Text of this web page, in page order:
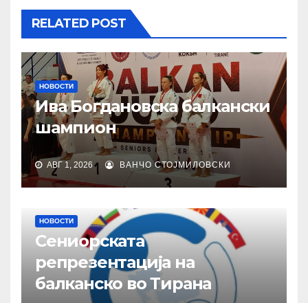
RELATED POST
НОВОСТИ
Ива Богдановска балкански
шампион
АВГ 1, 2026 ВАНЧО СТОЈМИЛОВСКИ
НОВОСТИ
Сениорската
репрезентација на
балканско во Тирана